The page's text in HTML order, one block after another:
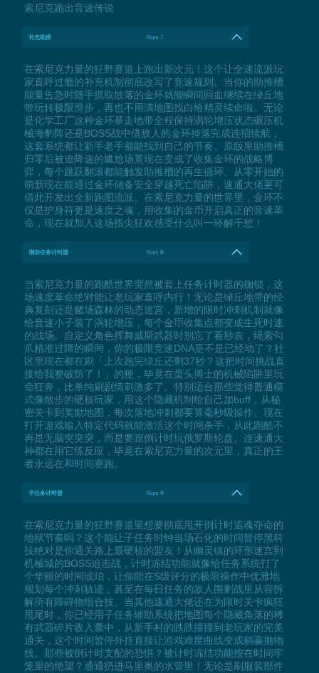
索尼克跑出音速传说
补充助推 Num 7
在索尼克力量的狂野赛道上跑出新次元！这个让全速流派玩
家直呼过瘾的补充机制彻底改写了竞速规则。当你的助推槽
能量告急时随手抓取散落的金环就能瞬间回血继续在绿丘地
带玩转极限滑步，再也不用满地图找白给精灵续命啦。无论
是化学工厂这种金环暴走地带全程保持涡轮增压状态碾压机
械海豹阵还是BOSS战中借敌人的金环掉落完成连招续航，
这套系统都让新手老手都能找到自己的节奏。原版里助推槽
归零后被迫降速的尴尬场景现在变成了收集金环的战略博
弈，每个跳跃翻滚都能触发助推槽的再生循环。从零开始的
萌新现在能通过金环储备安全穿越死亡陷阱，速通大佬更可
借此开发出全新跑图流派。在索尼克力量的世界里，金环不
仅是护身符更是速度之魂，用收集的金币开启真正的音速革
命，现在就加入这场指尖狂欢感受什么叫一环解千愁！
增加任务计时器 Num 8
当索尼克力量的跑酷世界突然被套上任务计时器的枷锁，这
场速度革命绝对能让老玩家直呼内行！无论是绿丘地带的经
典复刻还是赌场森林的动态迷宫，新增的限时冲刺机制就像
给音速小子装了涡轮增压，每个金币收集点都变成生死时速
的战场。自定义角色挥舞威斯武器时别忘了看秒表，绳索勾
爪精准过障的瞬间，你的极限竞速DNA是不是已经动了？社
区里现在都在刷「上次跑完绿丘还剩37秒？这把时间挑战直
接给我整破防了！」的梗，毕竟在蛋头博士的机械陷阱里玩
命狂奔，比单纯刷剧情刺激多了。特别适合那些觉得普通模
式像散步的硬核玩家，用这个隐藏机制给自己加buff，从秘
密关卡到奖励地图，每次落地冲刺都要算毫秒级操作。现在
打开游戏输入特定代码就能激活这个时间杀手，从此跑酷不
再是无脑突突突，而是要跟倒计时玩俄罗斯轮盘。连速通大
神都在用它练反应，毕竟在索尼克力量的次元里，真正的王
者永远在和时间赛跑。
子任务计时器 Num 9
在索尼克力量的狂野赛道里想要彻底甩开倒计时追魂夺命的
地狱节奏吗？这个能让子任务时钟当场石化的时间暂停黑科
技绝对是你通关路上最硬核的盟友！从幽灵镇的环形迷宫到
机械城的BOSS追击战，计时冻结功能就像给任务系统打了
个华丽的时间琥珀，让你能在S级评分的极限操作中优雅地
规划每个冲刺轨迹，甚至在每日任务的敌人围剿战里从容拆
解所有障碍物组合技。当其他速通大佬还在为限时关卡疯狂
甩尾时，你已经用子任务辅助系统把地图每个隐藏角落的稀
有武器碎片收入囊中，从新手村的跌跌撞撞到老玩家的完美
通关，这个时间暂停外挂直接让游戏难度曲线变成躺赢抛物
线。那些被倒计时支配的恐惧？被计时冻结功能按在时间牢
笼里的绝望？通通扔进马里奥的水管里！无论是刷服装部件